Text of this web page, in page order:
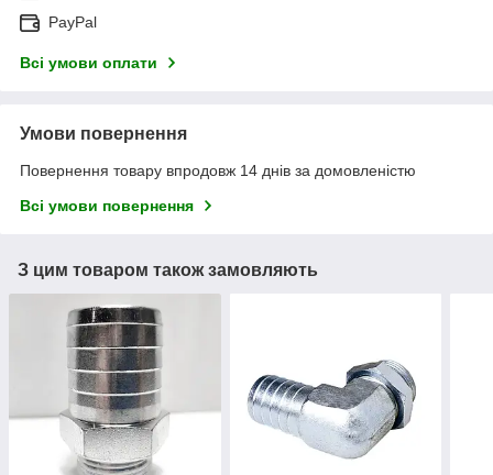
PayPal
Всі умови оплати
Умови повернення
Повернення товару впродовж 14 днів за домовленістю
Всі умови повернення
З цим товаром також замовляють